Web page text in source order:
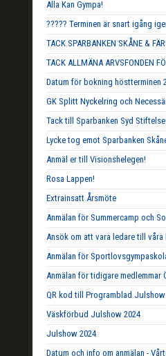
Alla Kan Gympa!
????? Terminen är snart igång
TACK SPARBANKEN SKÅNE &
TACK ALLMÄNA ARVSFONDEN
Datum för bokning höstterminen
GK Splitt Nyckelring och
Tack till Sparbanken Syd
Lycke tog emot Sparbanken
Anmäl er till Visionshelegen!
Rosa Lappen!
Extrainsatt Årsmöte
Anmälan för Summercamp och
Ansök om att vara ledare till
Anmälan för
Anmälan för tidigare medlemmar
QR kod till Programblad Julshow
Väskförbud Julshow 2024
Julshow 2024
Datum och info om anmälan -